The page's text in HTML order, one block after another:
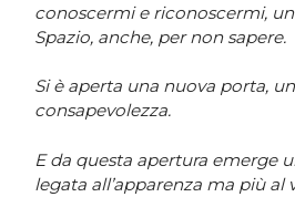
conoscermi e riconoscermi,
Spazio, anche, per non sapere.
Si è aperta una nuova porta,
consapevolezza.
E da questa apertura emerge
legata all’apparenza ma più al